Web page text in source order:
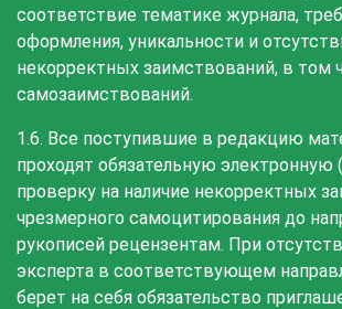
соответствие тематике журнала,
оформления, уникальности и
некорректных заимствований, в том
самозаимствований.
1.6. Все поступившие в редакцию
проходят обязательную
проверку на наличие некорректных
чрезмерного самоцитирования до
рукописей рецензентам. При
эксперта в соответствующем
берет на себя обязательство